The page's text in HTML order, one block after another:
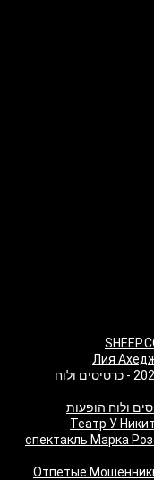
Лия
משופן ועד AC/DC - מופע פסנתר לאור נרות 2026 - כרטיסים ולוח
"Театр У
спектакль Марка
Отпетые